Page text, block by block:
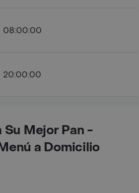
08:00:00
20:00:00
Su Mejor Pan -
a Domicilio